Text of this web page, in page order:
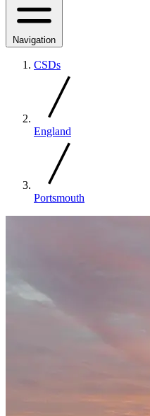
Navigation
CSDs
England
Portsmouth